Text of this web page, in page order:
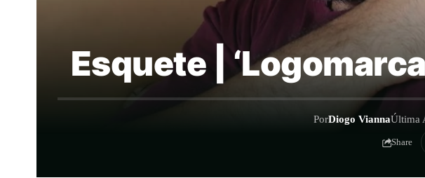
Esquete |
PorDiogo ViannaÚltima
Share